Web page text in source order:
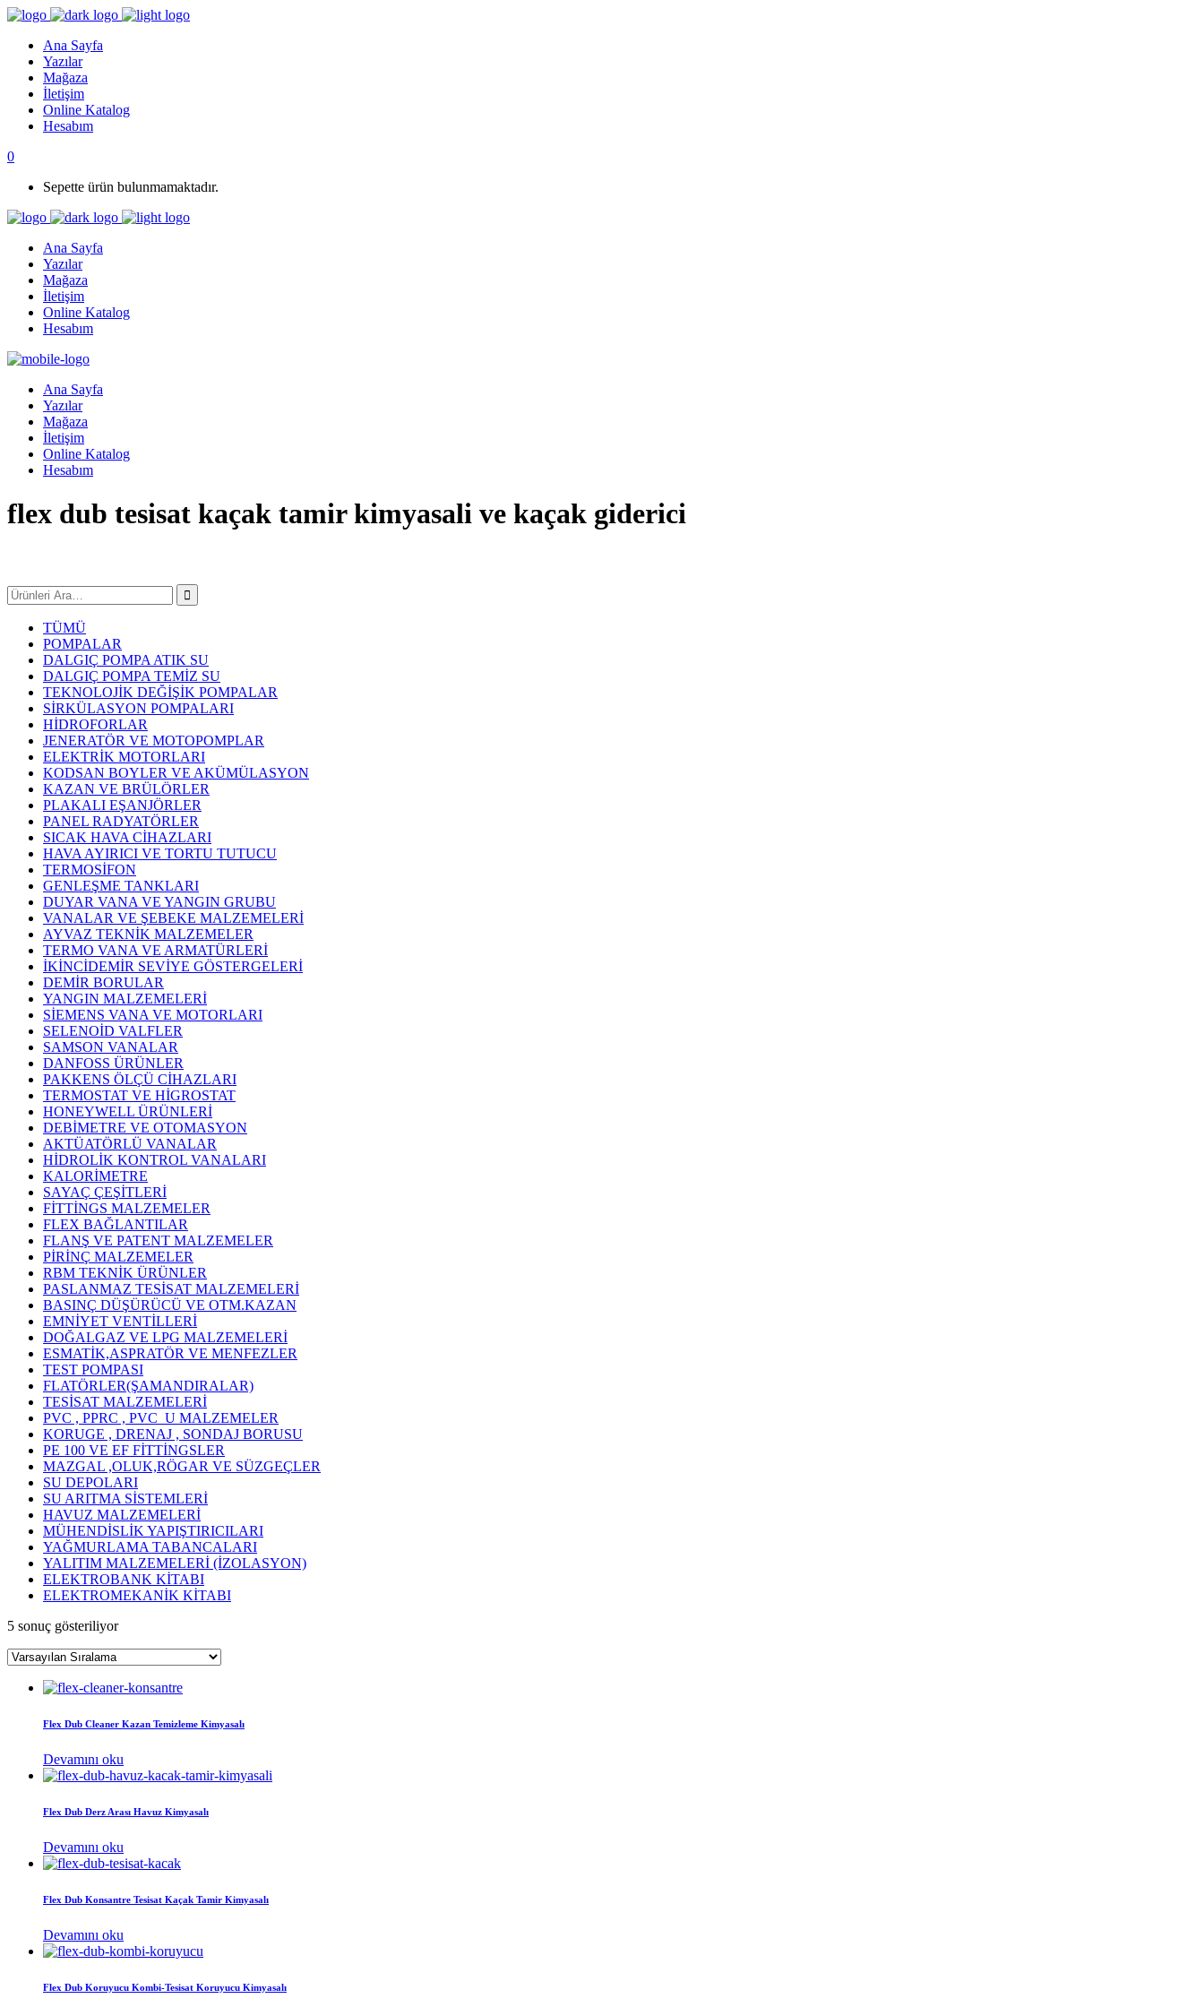
Ana Sayfa
Yazılar
Mağaza
İletişim
Online Katalog
Hesabım
0
Sepette ürün bulunmamaktadır.
Ana Sayfa
Yazılar
Mağaza
İletişim
Online Katalog
Hesabım
Ana Sayfa
Yazılar
Mağaza
İletişim
Online Katalog
Hesabım
flex dub tesisat kaçak tamir kimyasali ve kaçak giderici
TÜMÜ
POMPALAR
DALGIÇ POMPA ATIK SU
DALGIÇ POMPA TEMİZ SU
TEKNOLOJİK DEĞİŞİK POMPALAR
SİRKÜLASYON POMPALARI
HİDROFORLAR
JENERATÖR VE MOTOPOMPLAR
ELEKTRİK MOTORLARI
KODSAN BOYLER VE AKÜMÜLASYON
KAZAN VE BRÜLÖRLER
PLAKALI EŞANJÖRLER
PANEL RADYATÖRLER
SICAK HAVA CİHAZLARI
HAVA AYIRICI VE TORTU TUTUCU
TERMOSİFON
GENLEŞME TANKLARI
DUYAR VANA VE YANGIN GRUBU
VANALAR VE ŞEBEKE MALZEMELERİ
AYVAZ TEKNİK MALZEMELER
TERMO VANA VE ARMATÜRLERİ
İKİNCİDEMİR SEVİYE GÖSTERGELERİ
DEMİR BORULAR
YANGIN MALZEMELERİ
SİEMENS VANA VE MOTORLARI
SELENOİD VALFLER
SAMSON VANALAR
DANFOSS ÜRÜNLER
PAKKENS ÖLÇÜ CİHAZLARI
TERMOSTAT VE HİGROSTAT
HONEYWELL ÜRÜNLERİ
DEBİMETRE VE OTOMASYON
AKTÜATÖRLÜ VANALAR
HİDROLİK KONTROL VANALARI
KALORİMETRE
SAYAÇ ÇEŞİTLERİ
FİTTİNGS MALZEMELER
FLEX BAĞLANTILAR
FLANŞ VE PATENT MALZEMELER
PİRİNÇ MALZEMELER
RBM TEKNİK ÜRÜNLER
PASLANMAZ TESİSAT MALZEMELERİ
BASINÇ DÜŞÜRÜCÜ VE OTM.KAZAN
EMNİYET VENTİLLERİ
DOĞALGAZ VE LPG MALZEMELERİ
ESMATİK,ASPRATÖR VE MENFEZLER
TEST POMPASI
FLATÖRLER(ŞAMANDIRALAR)
TESİSAT MALZEMELERİ
PVC , PPRC , PVC_U MALZEMELER
KORUGE , DRENAJ , SONDAJ BORUSU
PE 100 VE EF FİTTİNGSLER
MAZGAL ,OLUK,RÖGAR VE SÜZGEÇLER
SU DEPOLARI
SU ARITMA SİSTEMLERİ
HAVUZ MALZEMELERİ
MÜHENDİSLİK YAPIŞTIRICILARI
YAĞMURLAMA TABANCALARI
YALITIM MALZEMELERİ (İZOLASYON)
ELEKTROBANK KİTABI
ELEKTROMEKANİK KİTABI
5 sonuç gösteriliyor
Flex Dub Cleaner Kazan Temizleme Kimyasalı
Devamını oku
Flex Dub Derz Arası Havuz Kimyasalı
Devamını oku
Flex Dub Konsantre Tesisat Kaçak Tamir Kimyasalı
Devamını oku
Flex Dub Koruyucu Kombi-Tesisat Koruyucu Kimyasalı